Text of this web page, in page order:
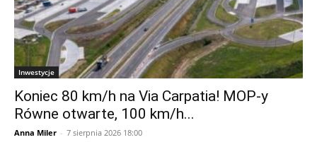
Inwestycje
Koniec 80 km/h na Via Carpatia! MOP-y
Równe otwarte, 100 km/h...
Anna Miler - 7 sierpnia 2026 18:00